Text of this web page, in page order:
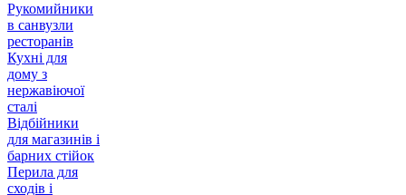
Рукомийники
в санвузли
ресторанів
Кухні для
дому з
нержавіючої
сталі
Відбійники
для магазинів і
барних стійок
Перила для
сходів і